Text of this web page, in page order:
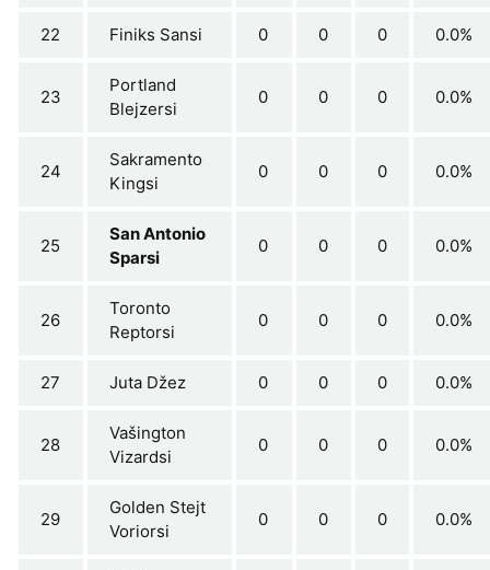
22 Finiks Sansi 0 0 0 0.0%
23
Portland
Blejzersi
0 0 0 0.0%
24
Sakramento
Kingsi
0 0 0 0.0%
25
San Antonio
Sparsi
0 0 0 0.0%
26
Toronto
Reptorsi
0 0 0 0.0%
27 Juta Džez 0 0 0 0.0%
28
Vašington
Vizardsi
0 0 0 0.0%
29
Golden Stejt
Voriorsi
0 0 0 0.0%